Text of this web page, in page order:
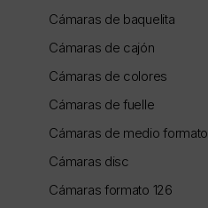
Cámaras de baquelita
Cámaras de cajón
Cámaras de colores
Cámaras de fuelle
Cámaras de medio formato
Cámaras disc
Cámaras formato 126